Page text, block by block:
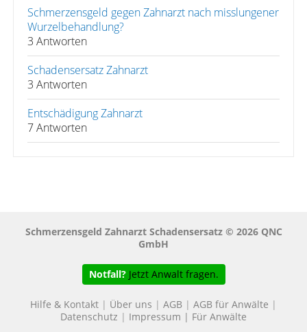
Schmerzensgeld gegen Zahnarzt nach misslungener
Wurzelbehandlung?
3 Antworten
Schadensersatz Zahnarzt
3 Antworten
Entschädigung Zahnarzt
7 Antworten
Schmerzensgeld Zahnarzt Schadensersatz © 2026 QNC
GmbH
Notfall? Jetzt Anwalt fragen.
Hilfe & Kontakt | Über uns | AGB | AGB für Anwälte |
Datenschutz | Impressum | Für Anwälte